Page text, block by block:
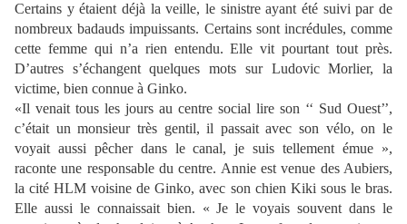
Certains y étaient déjà la veille, le sinistre ayant été suivi par de
nombreux badauds impuissants. Certains sont incrédules, comme
cette femme qui n’a rien entendu. Elle vit pourtant tout près.
D’autres s’échangent quelques mots sur Ludovic Morlier, la
victime, bien connue à Ginko.
«Il venait tous les jours au centre social lire son ‘‘ Sud Ouest’’,
c’était un monsieur très gentil, il passait avec son vélo, on le
voyait aussi pêcher dans le canal, je suis tellement émue »,
raconte une responsable du centre. Annie est venue des Aubiers,
la cité HLM voisine de Ginko, avec son chien Kiki sous le bras.
Elle aussi le connaissait bien. « Je le voyais souvent dans le